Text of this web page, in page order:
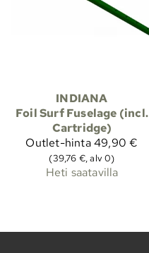
INDIANA
Foil Surf Fuselage (incl.
Cartridge)
Outlet-hinta49,90 €
(39,76 €, alv 0)
Heti saatavilla